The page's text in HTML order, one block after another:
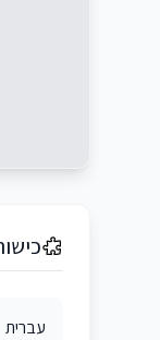
עברית